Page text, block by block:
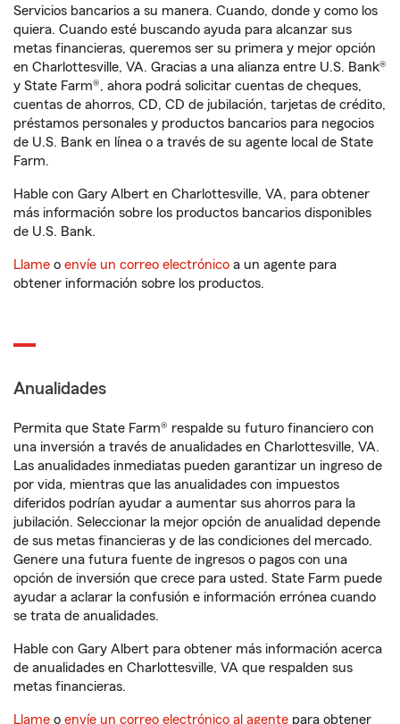
Servicios bancarios a su manera. Cuando, donde y como los
quiera. Cuando esté buscando ayuda para alcanzar sus
metas financieras, queremos ser su primera y mejor opción
en Charlottesville, VA. Gracias a una alianza entre U.S. Bank®
y State Farm®, ahora podrá solicitar cuentas de cheques,
cuentas de ahorros, CD, CD de jubilación, tarjetas de crédito,
préstamos personales y productos bancarios para negocios
de U.S. Bank en línea o a través de su agente local de State
Farm.
Hable con Gary Albert en Charlottesville, VA, para obtener
más información sobre los productos bancarios disponibles
de U.S. Bank.
Llame o envíe un correo electrónico a un agente para
obtener información sobre los productos.
Anualidades
Permita que State Farm® respalde su futuro financiero con
una inversión a través de anualidades en Charlottesville, VA.
Las anualidades inmediatas pueden garantizar un ingreso de
por vida, mientras que las anualidades con impuestos
diferidos podrían ayudar a aumentar sus ahorros para la
jubilación. Seleccionar la mejor opción de anualidad depende
de sus metas financieras y de las condiciones del mercado.
Genere una futura fuente de ingresos o pagos con una
opción de inversión que crece para usted. State Farm puede
ayudar a aclarar la confusión e información errónea cuando
se trata de anualidades.
Hable con Gary Albert para obtener más información acerca
de anualidades en Charlottesville, VA que respalden sus
metas financieras.
Llame o envíe un correo electrónico al agente para obtener